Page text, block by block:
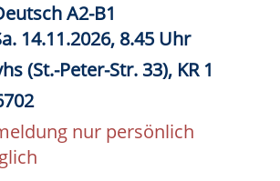
A2-B1
14.11.2026, 8.45 Uhr
(St.-Peter-Str. 33), KR 1
nur persönlich